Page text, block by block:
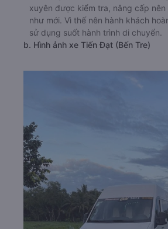
xuyên được kiểm tra, nâng cấp
như mới. Vì thế nên hành khách
sử dụng suốt hành trình di chuyển.
b. Hình ảnh xe Tiến Đạt (Bến Tre)